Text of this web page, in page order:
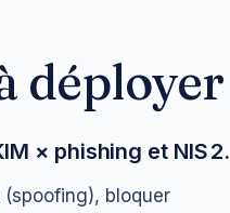
déployer
× phishing et NIS 2.
(spoofing), bloquer